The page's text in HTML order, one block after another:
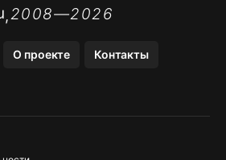
ОНЛАЙН TIKTOK НА IPHONE
,2008—2026
О проекте Контакты